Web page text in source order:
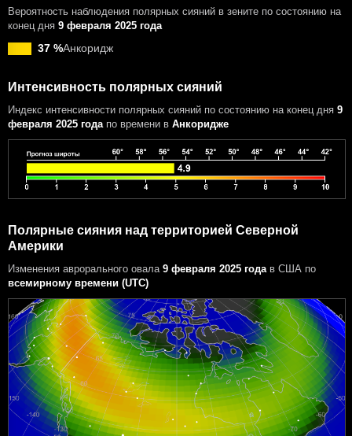
Вероятность наблюдения полярных сияний в зените по состоянию на
конец дня 9 февраля 2025 года
37 %Анкоридж
Интенсивность полярных сияний
Индекс интенсивности полярных сияний по состоянию на конец дня 9
февраля 2025 годапо времени в Анкоридже
Полярные сияния над территорией Северной
Америки
Изменения аврорального овала 9 февраля 2025 годав США по
всемирному времени (UTC)